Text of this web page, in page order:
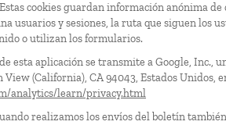
cookies guardan información anónima
usuarios y sesiones, la ruta que siguen los
o utilizan los formularios.
esta aplicación se transmite a Google, Inc.,
(California), CA 94043, Estados Unidos,
analytics/learn/privacy.html
realizamos los envíos del boletín